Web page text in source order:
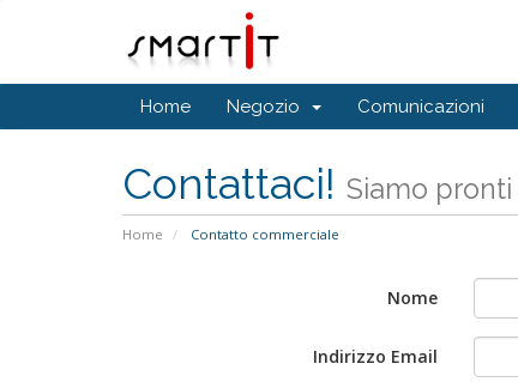
Home Negozio Comunicazioni
Contattaci! Siamo
Home Contatto commerciale
Nome
Indirizzo Email